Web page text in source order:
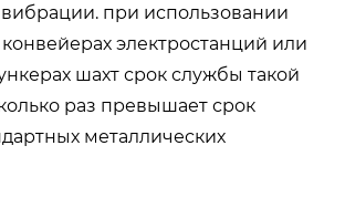
при использовании
электростанций или
шахт срок службы такой
раз превышает срок
металлических